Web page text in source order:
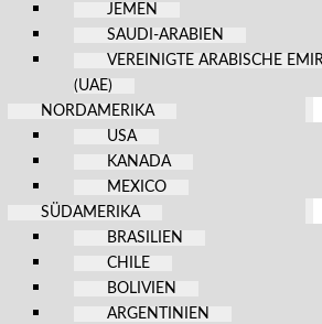
JEMEN
SAUDI-ARABIEN
VEREINIGTE ARABISCHE
(UAE)
NORDAMERIKA
USA
KANADA
MEXICO
SÜDAMERIKA
BRASILIEN
CHILE
BOLIVIEN
ARGENTINIEN